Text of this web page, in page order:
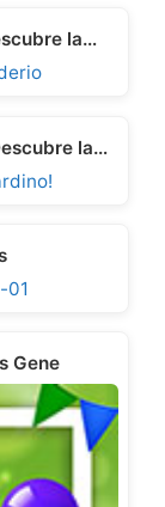
la…
la…
Gene